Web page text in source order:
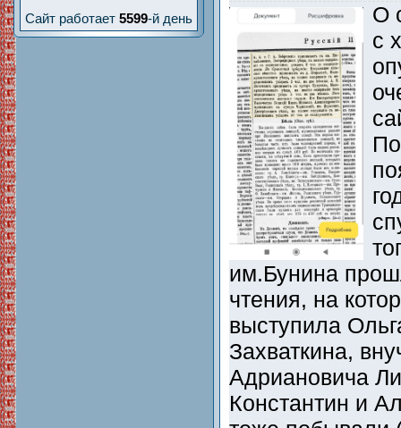
Сайт работает 5599-й день
О
с
им.Бунина
чтения, на
выступила
Захваткина,
Адриановича
Константин и